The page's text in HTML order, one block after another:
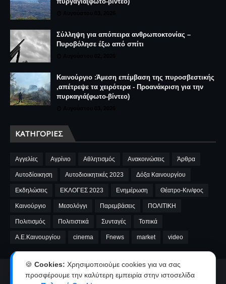
Σύλληψη για απόπειρα ανθρωποκτονίας –
Πυροβόλησε έξω από σπίτι
Καινούργιο :Άμεση επέμβαση της πυροσβεστικής
,απέτρεψε τα χειρότερα - Προανάκριση για την
πυρκαγιά(φωτο-βίντεο)
ΚΑΤΗΓΟΡΊΕΣ
Αγγελίες Αγρίνιο Αθλητισμός Ανακοινώσεις Άρθρα
Αυτοδίοικηση Αυτοδιοικητικές 2023 Δόξα Καινουργίου
Εκδηλώσεις ΕΚΛΟΓΕΣ 2023 Ενημέρωση Θέατρο-Κιν/φος
Καινούργιο Μεσολόγγι Παρεμβάσεις ΠΟΛΙΤΙΚΗ
Πολιτισμός Πολιτιστικά Συνταγές Τοπικά
A.E.Καινουργίου cinema Fnews market video
Αρχική Ταυτότητα
Όροι χρήσης-Πολιτική απορρήτου
🍪 Cookies: Χρησιμοποιούμε cookies για να σας
προσφέρουμε την καλύτερη εμπειρία στην ιστοσελίδα